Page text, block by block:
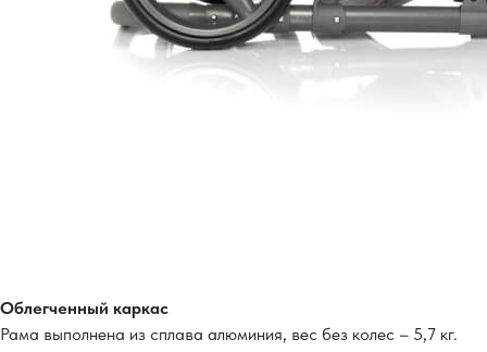
Облегченный каркас
Рама выполнена из сплава алюминия, вес без колес – 5,7 кг.